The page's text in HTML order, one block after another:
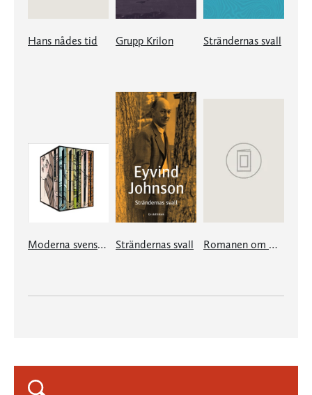
Hans nådes tid Grupp Krilon Strändernas svall
Moderna svenska klassiker/box Strändernas svall Romanen om Olof